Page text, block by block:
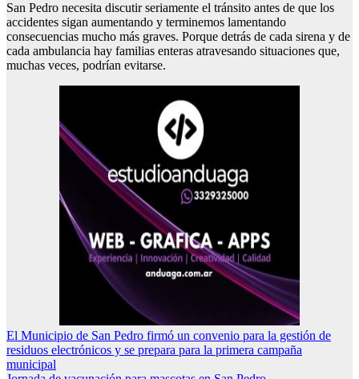
San Pedro necesita discutir seriamente el tránsito antes de que los
accidentes sigan aumentando y terminemos lamentando
consecuencias mucho más graves. Porque detrás de cada sirena y de
cada ambulancia hay familias enteras atravesando situaciones que,
muchas veces, podrían evitarse.
Navegación
de
El Municipio de San Pedro firmó un convenio para la gestión de
residuos electrónicos y se prepara para la primera campaña
municipal